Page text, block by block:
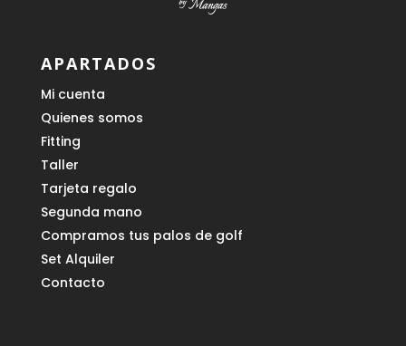
APARTADOS
Mi cuenta
Quienes somos
Fitting
Taller
Tarjeta regalo
Segunda mano
Compramos tus palos de golf
Set Alquiler
Contacto